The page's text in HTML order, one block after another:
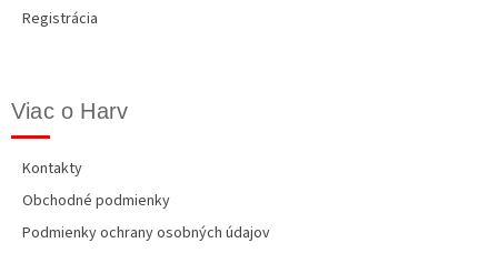
Registrácia
Viac o Harv
Kontakty
Obchodné podmienky
Podmienky ochrany osobných údajov